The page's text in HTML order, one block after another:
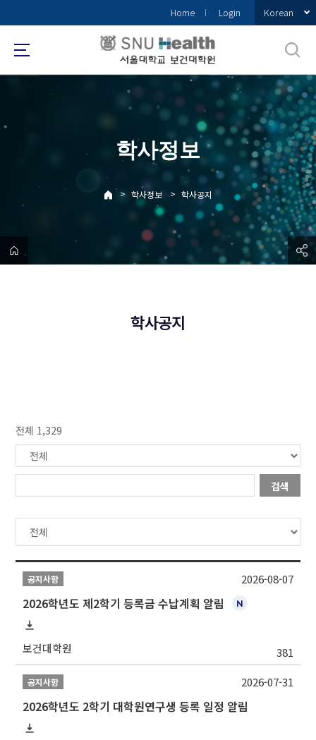
로
메
Home Login Korean
학사정보
> 학사정보 > 학사공지
학사공지
전체 1,329
검색
공지사항
2026학년도 제2학기 등록금 수납계획 알림
보건대학원 381
2026-08-07
공지사항
2026학년도 2학기 대학원연구생 등록 일정 알림
2026-07-31